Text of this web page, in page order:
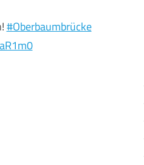
#Oberbaumbrücke